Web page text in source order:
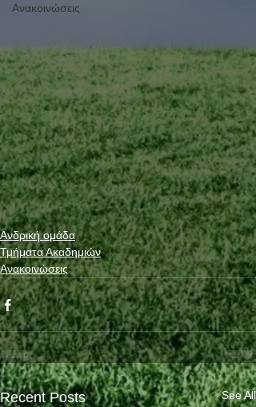
Ανακοινώσεις
Ανδρική ομάδα
Τμήματα Ακαδημιών
Ανακοινώσεις
Recent Posts See All